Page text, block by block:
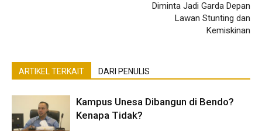
Diminta Jadi Garda Depan
Lawan Stunting dan
Kemiskinan
ARTIKEL TERKAIT DARI PENULIS
Kampus Unesa Dibangun di Bendo?
Kenapa Tidak?